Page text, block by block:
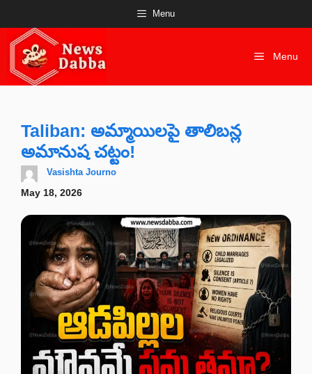
to
content
Menu
Menu
Taliban: అమ్మాయిలపై తాలిబన్ల
అమానుష చట్టం!
Vasishta Journo
May 18, 2026